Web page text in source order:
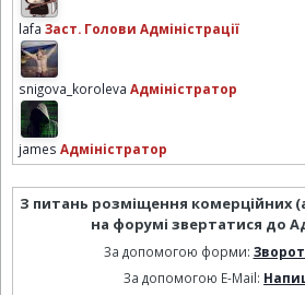
lafa Заст. Голови Адміністрації
snigova_koroleva Адміністратор
james Адміністратор
З питань розміщення комерційних
на форумі звертатися до
За допомогою форми:
За допомогою E-Mail: